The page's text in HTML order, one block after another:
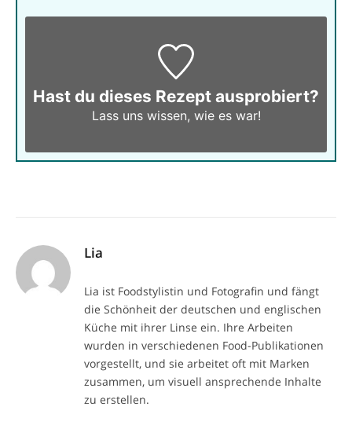
Hast du dieses Rezept ausprobiert?
Lass uns wissen, wie es war!
Lia
Lia ist Foodstylistin und Fotografin und fängt
die Schönheit der deutschen und englischen
Küche mit ihrer Linse ein. Ihre Arbeiten
wurden in verschiedenen Food-Publikationen
vorgestellt, und sie arbeitet oft mit Marken
zusammen, um visuell ansprechende Inhalte
zu erstellen.